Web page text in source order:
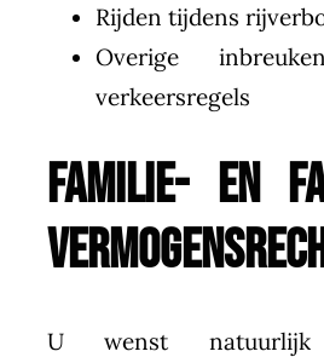
Rijden tijdens
Overige
verkeersregels
FAMILIE- EN
U wenst